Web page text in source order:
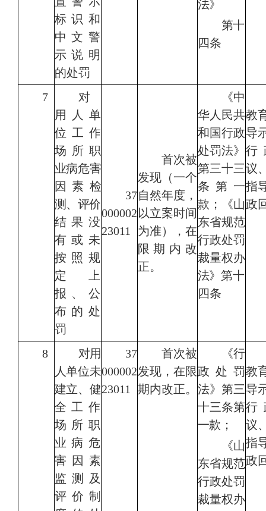
标识和
中文警
示说明
的处罚
法》
第十
四条
7
对
用人单
位工作
场所职
业病危害
因素检
测 、评价
结果没
有或未
按照规
定
上
报、公
布的处
罚
37
000002
23011
首次被
发现（一个
自然年度，
以立案时间
为准），在
限期内改
正。
《中
华人民共
和国行政
处罚法》
第三十三
条第一
款；
《山
东省规范
行政处罚
裁量权办
法》第十
四条
教
导
行
议
指
政
8
对用
人单位未
建立、健
全 工作
场所职
业病危
害因 素
监测及
评价制
37
000002
23011
首次被
发现，在限
期内改正。
《行
政处罚
法》第三
十三条第
一款；
《山
东省规范
行政处罚
裁量权办
教
导
行
议
指
政